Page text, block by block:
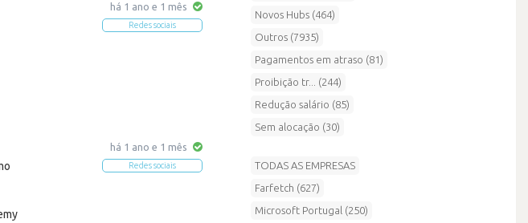
há 1 ano e 1 mês
Redes sociais
há 1 ano e 1 mês
Redes sociais
Novos Hubs (464)
Outros (7935)
Pagamentos em atraso (81)
Proibição tr... (244)
Redução salário (85)
Sem alocação (30)
TODAS AS EMPRESAS
Farfetch (627)
Microsoft Portugal (250)